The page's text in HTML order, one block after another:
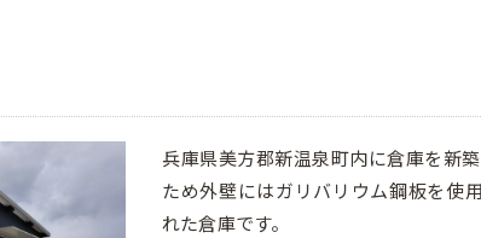
兵庫県美方郡新温泉町内に倉庫を新
ため外壁にはガリバリウム鋼板を使
れた倉庫です。